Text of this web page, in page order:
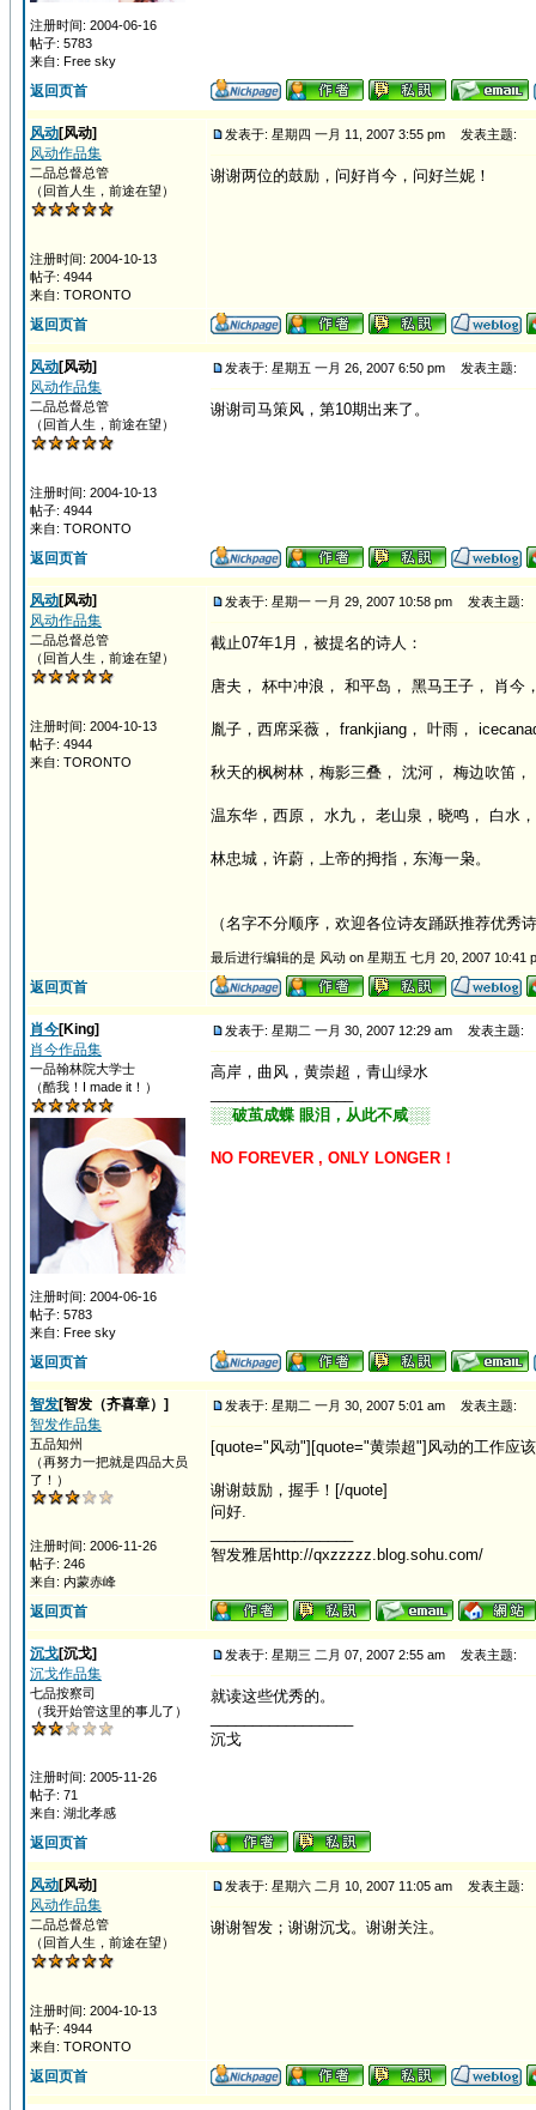
注册时间: 2004-06-16
帖子: 5783
来自: Free sky
返回页首
风动[风动]
风动作品集
二品总督总管
（回首人生，前途在望）
注册时间: 2004-10-13
帖子: 4944
来自: TORONTO
发表于: 星期四 一月 11, 2007 3:55 pm 发表主题:
谢谢两位的鼓励，问好肖今，问好兰妮！
返回页首
风动[风动]
风动作品集
二品总督总管
（回首人生，前途在望）
注册时间: 2004-10-13
帖子: 4944
来自: TORONTO
发表于: 星期五 一月 26, 2007 6:50 pm 发表主题:
谢谢司马策风，第10期出来了。
返回页首
风动[风动]
风动作品集
二品总督总管
（回首人生，前途在望）
注册时间: 2004-10-13
帖子: 4944
来自: TORONTO
发表于: 星期一 一月 29, 2007 10:58 pm 发表主题:
截止07年1月，被提名的诗人：
唐夫， 杯中冲浪， 和平岛， 黑马王子， 肖今
胤子，西席采薇， frankjiang， 叶雨，
秋天的枫树林，梅影三叠， 沈河， 梅边吹笛
温东华，西原， 水九， 老山泉，晓鸣， 白水
林忠城，许蔚，上帝的拇指，东海一枭。
（名字不分顺序，欢迎各位诗友踊跃推荐优秀
最后进行编辑的是 风动 on 星期五 七月 20, 2007 10:41
返回页首
肖今[King]
肖今作品集
一品翰林院大学士
（酷我！I made it！）
注册时间: 2004-06-16
帖子: 5783
来自: Free sky
发表于: 星期二 一月 30, 2007 12:29 am 发表主题:
高岸，曲风，黄崇超，青山绿水
░░破茧成蝶 眼泪，从此不咸░░
NO FOREVER , ONLY LONGER！
返回页首
智发[智发（齐喜章）]
智发作品集
五品知州
（再努力一把就是四品大员
了！）
注册时间: 2006-11-26
帖子: 246
来自: 内蒙赤峰
发表于: 星期二 一月 30, 2007 5:01 am 发表主题:
[quote="风动"][quote="黄崇超"]风动的工作应
谢谢鼓励，握手！[/quote]
问好.
智发雅居http://qxzzzzz.blog.sohu.com/
返回页首
沉戈[沉戈]
沉戈作品集
七品按察司
（我开始管这里的事儿了）
注册时间: 2005-11-26
帖子: 71
来自: 湖北孝感
发表于: 星期三 二月 07, 2007 2:55 am 发表主题:
就读这些优秀的。
沉戈
返回页首
风动[风动]
风动作品集
二品总督总管
（回首人生，前途在望）
注册时间: 2004-10-13
帖子: 4944
来自: TORONTO
发表于: 星期六 二月 10, 2007 11:05 am 发表主题:
谢谢智发；谢谢沉戈。谢谢关注。
返回页首